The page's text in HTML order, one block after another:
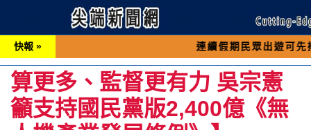
快報 » 連續假期民眾出遊可先撥打交通
算更多、監督更有力 吳宗憲
籲支持國民黨版2,400億《無